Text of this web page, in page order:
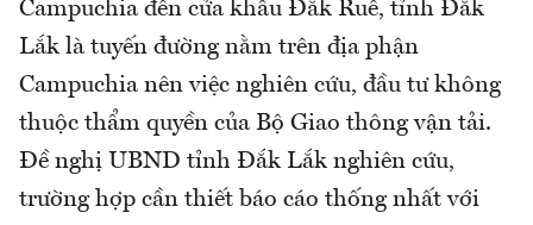
Campuchia đến cửa khẩu Đắk Ruê, tỉnh Đắk
Lắk là tuyến đường nằm trên địa phận
Campuchia nên việc nghiên cứu, đầu tư không
thuộc thẩm quyền của Bộ Giao thông vận tải.
Đề nghị UBND tỉnh Đắk Lắk nghiên cứu,
trường hợp cần thiết báo cáo thống nhất với